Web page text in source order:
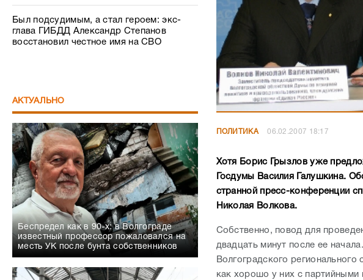
Был подсудимым, а стал героем: экс-
глава ГИБДД Александр Степанов
восстановил честное имя на СВО
АКТУАЛЬНО
Беспредел как в 90-х: в Волгограде
известный профессор пожаловался на
месть УК после бунта собственников
ПОЛИТИКА 06.02.2007 18:17
Хотя Борис Грызлов уже
Госдумы Василия Галушкина.
странной пресс-конференции
Николая Волкова.
Собственно, повод для
двадцать минут после ее
Волгоградского
как хорошо у них с партийными